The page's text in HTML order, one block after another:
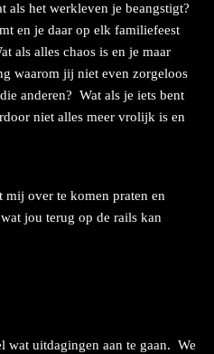
als het werkleven je beangstigt?
en je daar op elk familiefeest
als alles chaos is en je maar
waarom jij niet even zorgeloos
anderen? Wat als je iets bent
niet alles meer vrolijk is en
mij over te komen praten en
jou terug op de rails kan
wat uitdagingen aan te gaan. We